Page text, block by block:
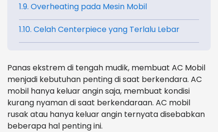
1.9. Overheating pada Mesin Mobil
1.10. Celah Centerpiece yang Terlalu Lebar
Panas ekstrem di tengah mudik, membuat AC Mobil
menjadi kebutuhan penting di saat berkendara. AC
mobil hanya keluar angin saja, membuat kondisi
kurang nyaman di saat berkendaraan. AC mobil
rusak atau hanya keluar angin ternyata disebabkan
beberapa hal penting ini.